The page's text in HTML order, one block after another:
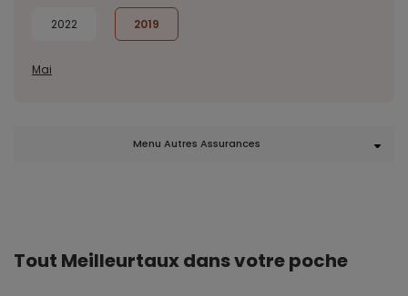
2022 2019
Mai
Menu Autres Assurances
Tout Meilleurtaux dans votre poche